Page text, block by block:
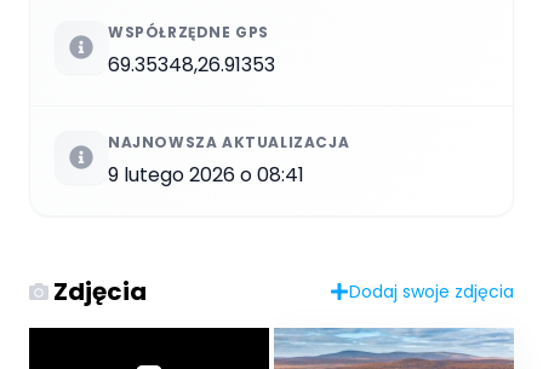
WSPÓŁRZĘDNE GPS
69.35348,26.91353
NAJNOWSZA AKTUALIZACJA
9 lutego 2026 o 08:41
Zdjęcia Dodaj swoje zdjęcia